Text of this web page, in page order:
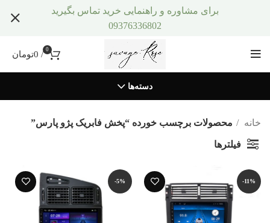
0
/
0تومان
دسته‌ها
خانه محصولات برچسب خورده “پخش فابریک پژو پارس”
فیلترها
-11%
-5%
برای مشاوره و راهنمایی خرید تماس بگیرید
09376336802